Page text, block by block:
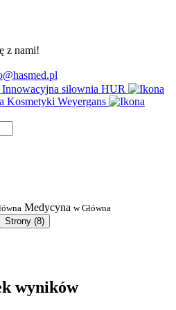
z nami!
Innowacyjna siłownia HUR
Kosmetyki Weyergans
Medycyna w Główna
Strony (8)
wyników